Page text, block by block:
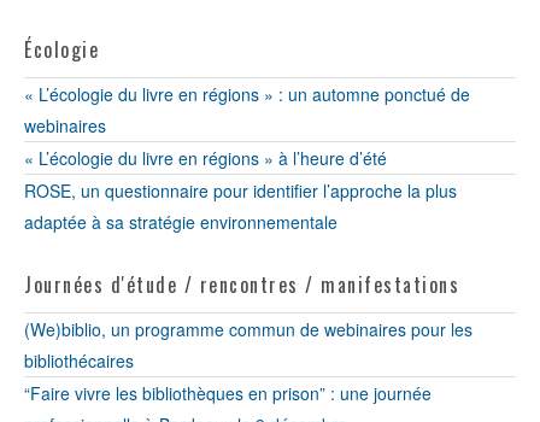
Écologie
« L’écologie du livre en régions » : un automne ponctué de
webinaires
« L’écologie du livre en régions » à l’heure d’été
ROSE, un questionnaire pour identifier l’approche la plus
adaptée à sa stratégie environnementale
Journées d'étude / rencontres / manifestations
(We)biblio, un programme commun de webinaires pour les
bibliothécaires
“Faire vivre les bibliothèques en prison” : une journée